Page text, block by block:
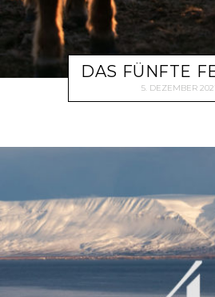
DAS FÜNFTE
5. DEZEMBER